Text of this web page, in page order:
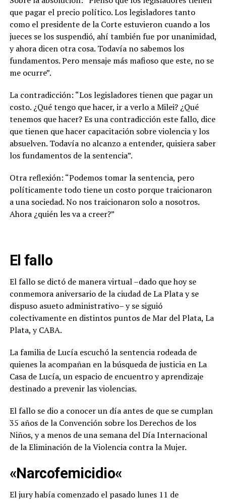
que pagar el precio político. Los legisladores tanto
como el presidente de la Corte estuvieron cuando a los
jueces se los suspendió, ahí también fue por unanimidad,
y ahora dicen otra cosa. Todavía no sabemos los
fundamentos. Pero mensaje más mafioso que este, no se
me ocurre”.
La contradicción: “Los legisladores tienen que pagar un
costo. ¿Qué tengo que hacer, ir a verlo a Milei? ¿Qué
tenemos que hacer? Es una contradicción este fallo, dice
que tienen que hacer capacitación sobre violencia y los
absuelven. Todavía no alcanzo a entender, quisiera saber
los fundamentos de la sentencia”.
Otra reflexión: “Podemos tomar la sentencia, pero
políticamente todo tiene un costo porque traicionaron
a una sociedad. No nos traicionaron solo a nosotros.
Ahora ¿quién les va a creer?”
El fallo
El fallo se dictó de manera virtual –dado que hoy se
conmemora aniversario de la ciudad de La Plata y se
dispuso asueto administrativo– y se siguió
colectivamente en distintos puntos de Mar del Plata, La
Plata, y CABA.
La familia de Lucía escuchó la sentencia rodeada de
quienes la acompañan en la búsqueda de justicia en La
Casa de Lucía, un espacio de encuentro y aprendizaje
destinado a prevenir las violencias.
El fallo se dio a conocer un día antes de que se cumplan
35 años de la Convención sobre los Derechos de los
Niños, y a menos de una semana del Día Internacional
de la Eliminación de la Violencia contra la Mujer.
«Narcofemicidio«
El jury había comenzado el pasado lunes 11 de